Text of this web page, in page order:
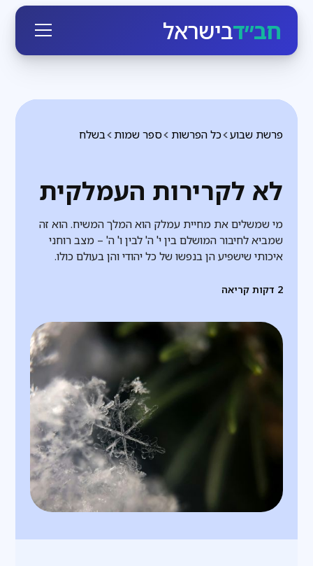
חב״דבישראל
בשלח ספר שמות כל הפרשות פרשת שבוע
לא לקרירות העמלקית
מי שמשלים את מחיית עמלק הוא המלך המשיח. הוא זה
שמביא לחיבור המושלם בין י' ה' לבין ו' ה' – מצב רוחני
איכותי שישפיע הן בנפשו של כל יהודי והן בעולם כולו.
2 דקות קריאה